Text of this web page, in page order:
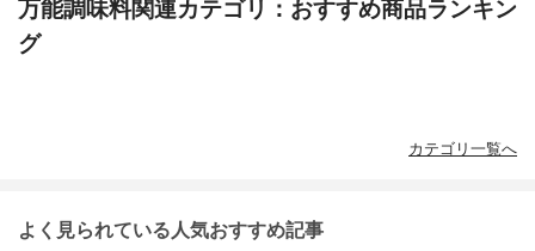
万能調味料関連カテゴリ：おすすめ商品ランキン
グ
カテゴリ一覧へ
よく見られている人気おすすめ記事